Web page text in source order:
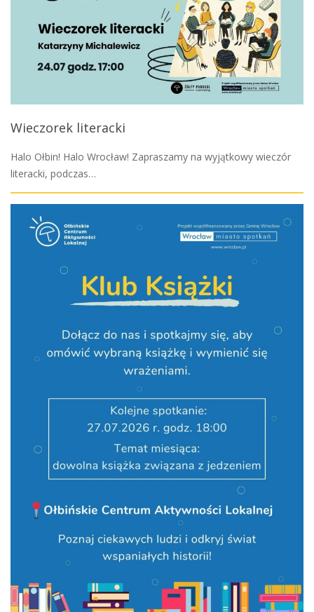
Wieczorek literacki
Halo Ołbin! Halo Wrocław! Zapraszamy na wyjątkowy wieczór
literacki, podczas…